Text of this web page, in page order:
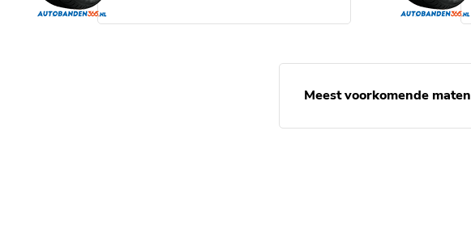
Meest voorkomende maten